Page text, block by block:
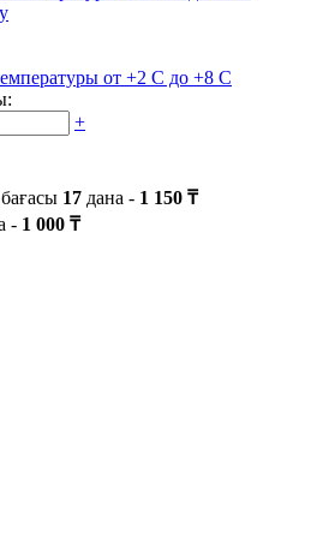
от +2 С до +8 С
+
17 дана - 1 150 ₸
- 1 000 ₸